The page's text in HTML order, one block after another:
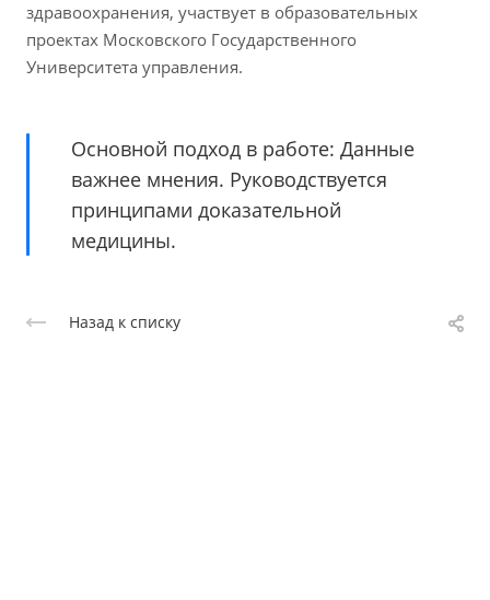
здравоохранения, участвует в образовательных
проектах Московского Государственного
Университета управления.
Основной подход в работе: Данные
важнее мнения. Руководствуется
принципами доказательной
медицины.
Назад к списку